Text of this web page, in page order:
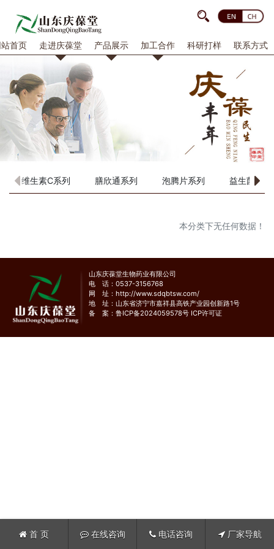
首页 走进庆葆堂 产品展示 加工合作 科研打样 联系方式
维生素C系列 膳欣通系列 泡腾片系列 益生菌系列
本分类下无任何数据！
山东庆葆堂生物药业有限公司
电 话：0537-3156768
网 址： http://www.sdqbtsw.com/
地 址：山东省济宁市嘉祥县高铁产业园创新路1号
备 案： 鲁ICP备2024059578号ICP许可证
首 页 在线咨询 电话咨询 厂家导航